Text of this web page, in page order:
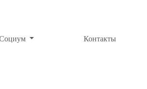
Контакты